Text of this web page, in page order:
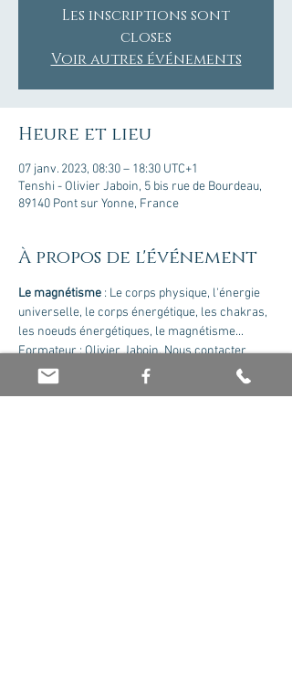
Les inscriptions sont
closes
Voir autres événements
Heure et lieu
07 janv. 2023, 08:30 – 18:30 UTC+1
Tenshi - Olivier Jaboin, 5 bis rue de Bourdeau,
89140 Pont sur Yonne, France
À propos de l'événement
Le magnétisme : Le corps physique, l'énergie
universelle, le corps énergétique, les chakras,
les noeuds énergétiques, le magnétisme...
Formateur : Olivier Jaboin. Nous contacter
pour recevoir le cursus complet.